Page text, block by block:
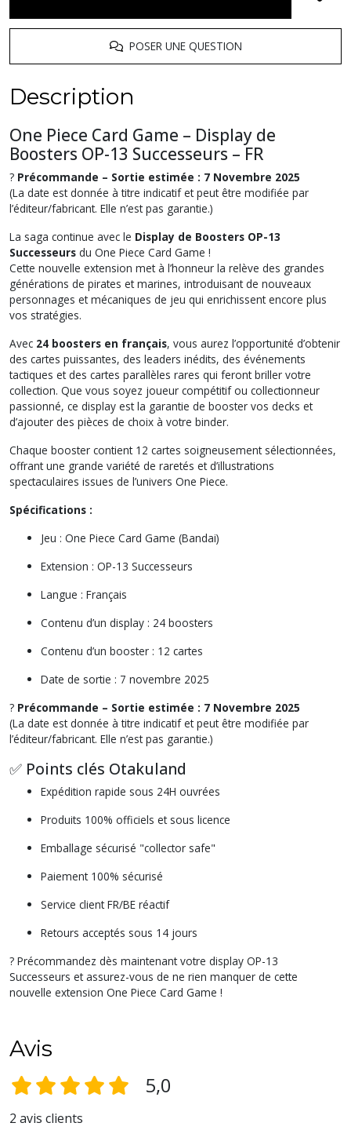
POSER UNE QUESTION
Description
One Piece Card Game – Display de
Boosters OP-13 Successeurs – FR
? Précommande – Sortie estimée : 7 Novembre 2025
(La date est donnée à titre indicatif et peut être modifiée par
l’éditeur/fabricant. Elle n’est pas garantie.)
La saga continue avec le Display de Boosters OP-13
Successeurs du One Piece Card Game !
Cette nouvelle extension met à l’honneur la relève des grandes
générations de pirates et marines, introduisant de nouveaux
personnages et mécaniques de jeu qui enrichissent encore plus
vos stratégies.
Avec 24 boosters en français, vous aurez l’opportunité d’obtenir
des cartes puissantes, des leaders inédits, des événements
tactiques et des cartes parallèles rares qui feront briller votre
collection. Que vous soyez joueur compétitif ou collectionneur
passionné, ce display est la garantie de booster vos decks et
d’ajouter des pièces de choix à votre binder.
Chaque booster contient 12 cartes soigneusement sélectionnées,
offrant une grande variété de raretés et d’illustrations
spectaculaires issues de l’univers One Piece.
Spécifications :
Jeu : One Piece Card Game (Bandai)
Extension : OP-13 Successeurs
Langue : Français
Contenu d’un display : 24 boosters
Contenu d’un booster : 12 cartes
Date de sortie : 7 novembre 2025
? Précommande – Sortie estimée : 7 Novembre 2025
(La date est donnée à titre indicatif et peut être modifiée par
l’éditeur/fabricant. Elle n’est pas garantie.)
✅ Points clés Otakuland
Expédition rapide sous 24H ouvrées
Produits 100% officiels et sous licence
Emballage sécurisé "collector safe"
Paiement 100% sécurisé
Service client FR/BE réactif
Retours acceptés sous 14 jours
? Précommandez dès maintenant votre display OP-13
Successeurs et assurez-vous de ne rien manquer de cette
nouvelle extension One Piece Card Game !
Avis
5,0
2 avis clients